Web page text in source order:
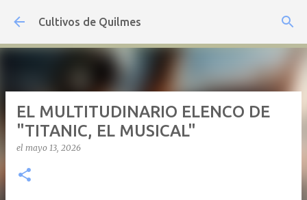
Ir al contenido principal
Cultivos de Quilmes
EL MULTITUDINARIO ELENCO DE
"TITANIC, EL MUSICAL"
el mayo 13, 2026